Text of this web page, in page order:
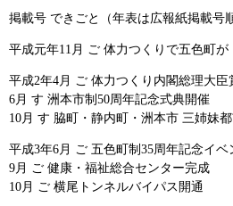
掲載号 できごと（年表は広報紙掲載号
平成元年11月 ご 体力つくりで五色町
平成2年4月 ご 体力つくり内閣総理大
6月 す 洲本市制50周年記念式典開催
10月 す 脇町・静内町・洲本市 三姉妹
平成3年6月 ご 五色町制35周年記念イベ
9月 ご 健康・福祉総合センター完成
10月 ご 横尾トンネルバイパス開通